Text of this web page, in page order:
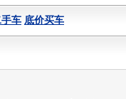
车 底价买车